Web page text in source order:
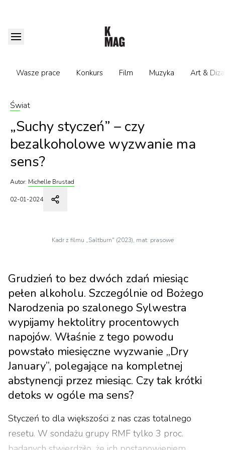
Wasze prace Konkurs Film Muzyka Art &
Świat
„Suchy styczeń” – czy
bezalkoholowe wyzwanie ma
sens?
Autor: Michelle Brustad
02-01-2024
Kadr z filmu „Saltburn" (2023), mat. prasowe
Grudzień to bez dwóch zdań miesiąc
pełen alkoholu. Szczególnie od Bożego
Narodzenia po szalonego Sylwestra
wypijamy hektolitry procentowych
napojów. Właśnie z tego powodu
powstało miesięczne wyzwanie „Dry
January”, polegające na kompletnej
abstynencji przez miesiąc. Czy tak krótki
detoks w ogóle ma sens?
Styczeń to dla większości z nas czas totalnego
resetu. W sondażu grupy RMF tylko 3 proc.